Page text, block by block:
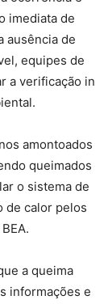
imediata de
ausência de
equipes de
a verificação in
amontoados
queimados
o sistema de
de calor pelos
a queima
informações e